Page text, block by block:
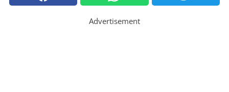
Advertisement